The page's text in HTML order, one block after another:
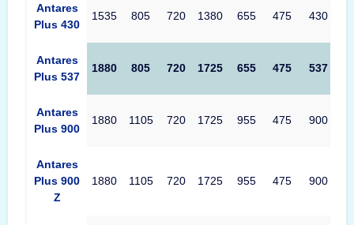
Antares
Plus 430
1535 805 720 1380 655 475 430
Antares
Plus 537
1880 805 720 1725 655 475 537
Antares
Plus 900
1880 1105 720 1725 955 475 900
Antares
Plus 900
Z
1880 1105 720 1725 955 475 900